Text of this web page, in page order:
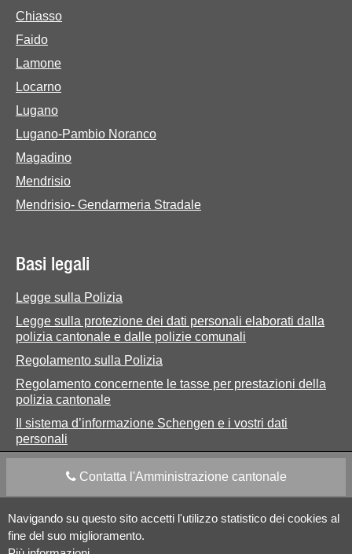
Navigando su questo sito accetti l'utilizzo statistico dei cookies al
fine del suo miglioramento.
Chiasso
Faido
Lamone
Locarno
Lugano
Lugano-Pambio Noranco
Magadino
Mendrisio
Mendrisio- Gendarmeria Stradale
Basi legali
Legge sulla Polizia
Legge sulla protezione dei dati personali elaborati dalla
polizia cantonale e dalle polizie comunali
Regolamento sulla Polizia
Regolamento concernente le tasse per prestazioni della
polizia cantonale
Il sistema d’informazione Schengen e i vostri dati
personali
Contatta l'Amministrazione cantonale
Apps Mobile Social media